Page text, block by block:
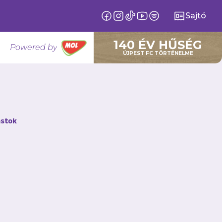
Sajtó
Powered by 140 ÉV HŰSÉG
ÚJPEST FC TÖRTÉNELME